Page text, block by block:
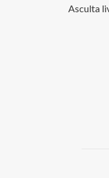
Asculta